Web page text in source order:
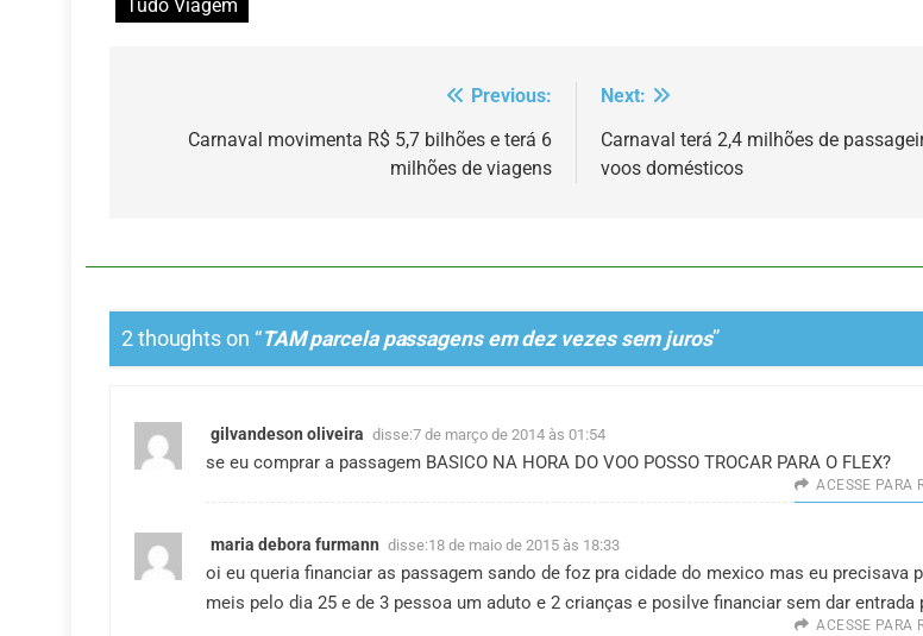
Tudo Viagem
Previous:
Carnaval movimenta R$ 5,7 bilhões e terá 6
milhões de viagens
Next:
Carnaval terá 2,4 milhões de
voos domésticos
2 thoughts on “TAM parcela passagens em dez vezes sem juros”
gilvandeson oliveira disse:7 de março de 2014 às 01:54
se eu comprar a passagem BASICO NA HORA DO VOO POSSO TROCAR PARA O FLEX?
ACESSE PARA
maria debora furmann disse:18 de maio de 2015 às 18:33
oi eu queria financiar as passagem sando de foz pra cidade do mexico mas eu precisava
meis pelo dia 25 e de 3 pessoa um aduto e 2 crianças e posilve financiar sem dar entrada
ACESSE PARA